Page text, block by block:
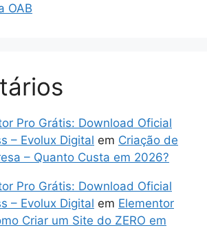
OAB
Pro Grátis: Download Oficial
– Evolux Digital em Criação de
– Quanto Custa em 2026?
Pro Grátis: Download Oficial
– Evolux Digital em Elementor
Criar um Site do ZERO em